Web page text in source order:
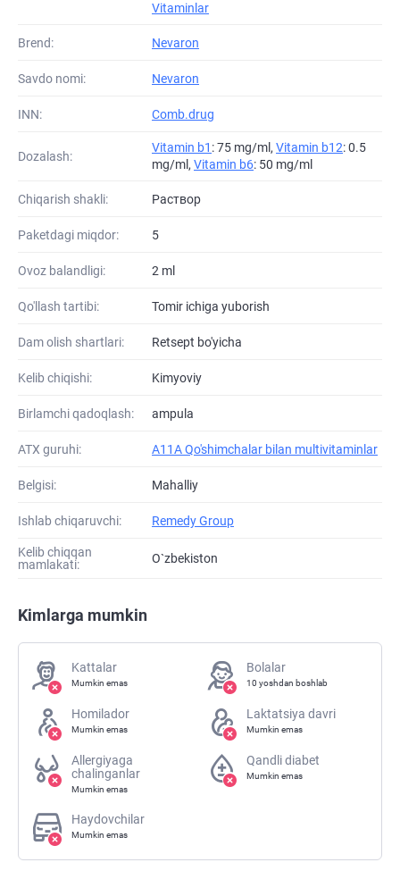
Vitaminlar
Brend: Nevaron
Savdo nomi: Nevaron
INN: Comb.drug
Dozalash:
Vitamin b1 : 75 mg/ml, Vitamin b12: 0.5
mg/ml, Vitamin b6: 50 mg/ml
Chiqarish shakli: Раствор
Paketdagi miqdor: 5
Ovoz balandligi: 2 ml
Qo'llash tartibi: Tomir ichiga yuborish
Dam olish shartlari: Retsept bo'yicha
Kelib chiqishi: Kimyoviy
Birlamchi qadoqlash: ampula
ATХ guruhi: A11A Qo'shimchalar bilan multivitaminlar
Belgisi: Mahalliy
Ishlab chiqaruvchi: Remedy Group
Kelib chiqqan
mamlakati:
O`zbekiston
Kimlarga mumkin
Kattalar
Mumkin emas
Bolalar
10 yoshdan boshlab
Homilador
Mumkin emas
Laktatsiya davri
Mumkin emas
Allergiyaga
chalinganlar
Mumkin emas
Qandli diabet
Mumkin emas
Haydovchilar
Mumkin emas